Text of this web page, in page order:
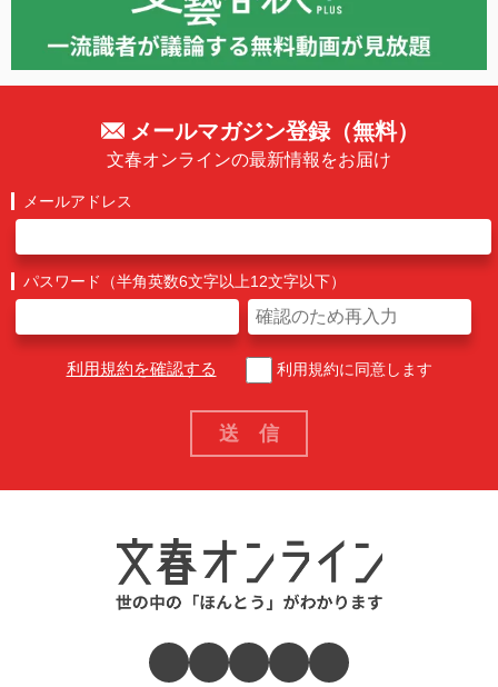
メールマガジン登録（無料）
文春オンラインの最新情報をお届け
メールアドレス
パスワード（半角英数6文字以上12文字以下）
利用規約を確認する 利用規約に同意します